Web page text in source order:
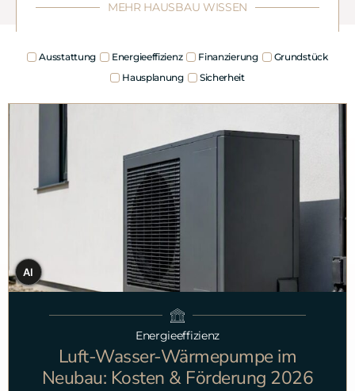
MEHR HAUSBAU WISSEN
Ausstattung Energieeffizienz Finanzierung
Grundstück
Hausplanung
Sicherheit
AI
Energieeffizienz
Luft-Wasser-Wärmepumpe im
Neubau: Kosten & Förderung 2026